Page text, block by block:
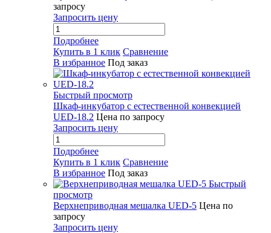
запросу
Запросить цену
Подробнее
Купить в 1 клик Сравнение
В избранное Под заказ
Быстрый просмотр
Шкаф-инкубатор с естественной конвекцией
UED-18.2 Цена по запросу
Запросить цену
Подробнее
Купить в 1 клик Сравнение
В избранное Под заказ
Быстрый
просмотр
Верхнеприводная мешалка UED-5 Цена по
запросу
Запросить цену